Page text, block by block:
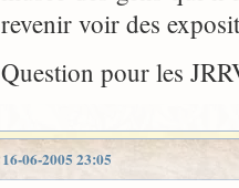
revenir voir des
Question pour les
16-06-2005 23:05